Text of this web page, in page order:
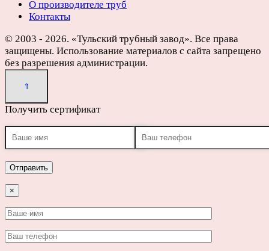
О производителе труб
Контакты
© 2003 - 2026. «Тульский трубный завод». Все права
защищены. Использование материалов с сайта запрещено
без разрешения администрации.
Получить сертификат
×